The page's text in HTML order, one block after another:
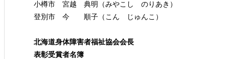
小樽市 宮越 典明（みやこし のりあき）
登別市 今 順子（こん じゅんこ）
北海道身体障害者福祉協会会長
表彰受賞者名簿